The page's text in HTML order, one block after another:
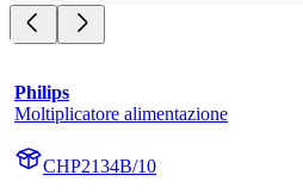
Philips
Moltiplicatore alimentazione
CHP2134B/10